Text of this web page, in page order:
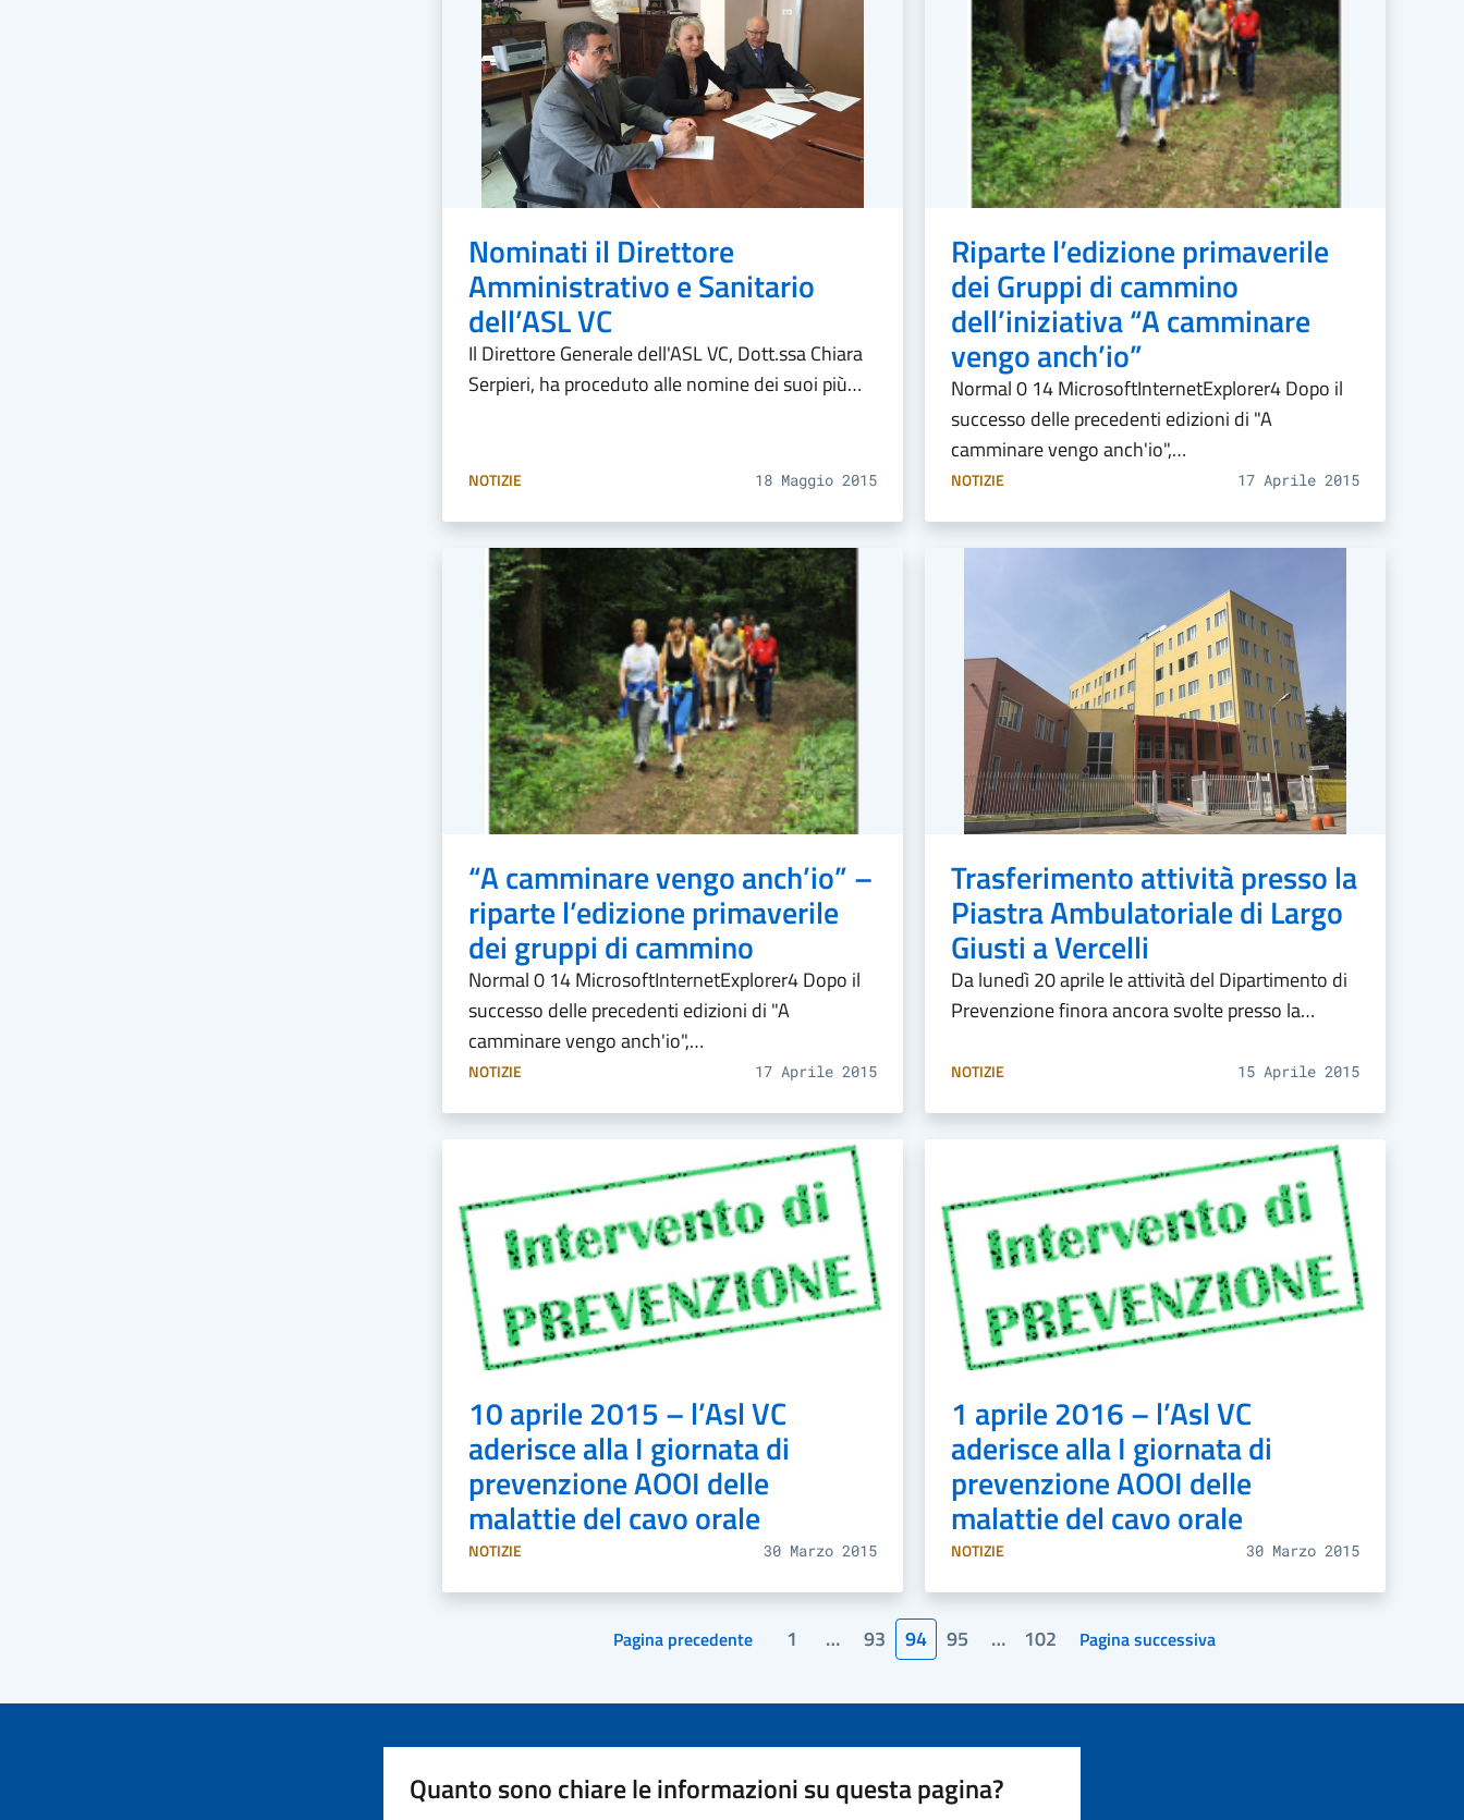
Nominati il Direttore
Amministrativo e Sanitario
dell’ASL VC
Il Direttore Generale dell'ASL VC, Dott.ssa Chiara
Serpieri, ha proceduto alle nomine dei suoi più…
NOTIZIE 18 Maggio 2015
Riparte l’edizione primaverile
dei Gruppi di cammino
dell’iniziativa “A camminare
vengo anch’io”
Normal 0 14 MicrosoftInternetExplorer4 Dopo il
successo delle precedenti edizioni di "A
camminare vengo anch'io",…
NOTIZIE 17 Aprile 2015
“A camminare vengo anch’io” –
riparte l’edizione primaverile
dei gruppi di cammino
Normal 0 14 MicrosoftInternetExplorer4 Dopo il
successo delle precedenti edizioni di "A
camminare vengo anch'io",…
NOTIZIE 17 Aprile 2015
Trasferimento attività presso la
Piastra Ambulatoriale di Largo
Giusti a Vercelli
Da lunedì 20 aprile le attività del Dipartimento di
Prevenzione finora ancora svolte presso la…
NOTIZIE 15 Aprile 2015
10 aprile 2015 – l’Asl VC
aderisce alla I giornata di
prevenzione AOOI delle
malattie del cavo orale
NOTIZIE 30 Marzo 2015
1 aprile 2016 – l’Asl VC
aderisce alla I giornata di
prevenzione AOOI delle
malattie del cavo orale
NOTIZIE 30 Marzo 2015
Paginazione
degli
articoli
Pagina precedente Page
1 … Page
93 Page
94 Page
95 … Page
102 Pagina successiva
Quanto sono chiare le informazioni su questa pagina?